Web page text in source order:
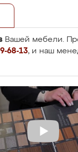
Вашей мебели.
68-13, и наш